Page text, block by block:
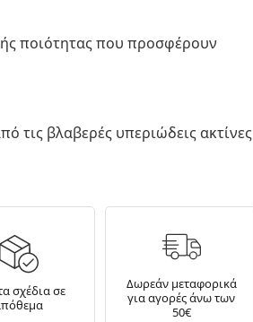
ποιότητας που προσφέρουν
τις βλαβερές υπεριώδεις ακτίνες
σχέδια σε
Δωρεάν μεταφορικά
για αγορές άνω των
50€